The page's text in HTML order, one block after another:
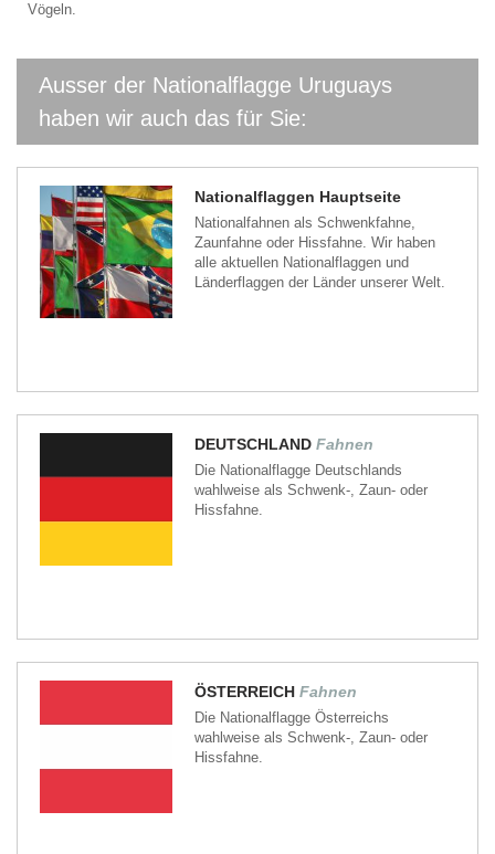
Vögeln.
Ausser der Nationalflagge Uruguays
haben wir auch das für Sie:
Nationalflaggen Hauptseite
Nationalfahnen als Schwenkfahne,
Zaunfahne oder Hissfahne. Wir haben
alle aktuellen Nationalflaggen und
Länderflaggen der Länder unserer Welt.
DEUTSCHLAND Fahnen
Die Nationalflagge Deutschlands
wahlweise als Schwenk-, Zaun- oder
Hissfahne.
ÖSTERREICH Fahnen
Die Nationalflagge Österreichs
wahlweise als Schwenk-, Zaun- oder
Hissfahne.